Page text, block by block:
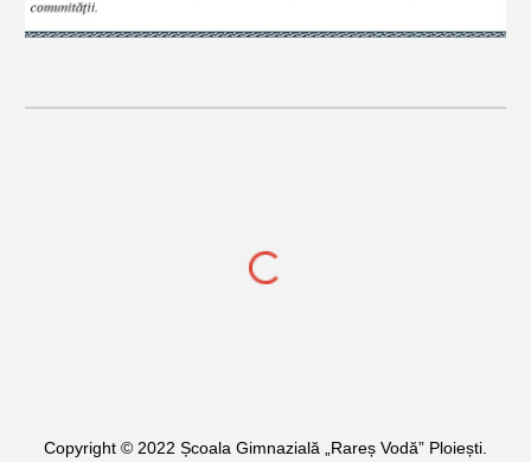
Copyright © 2022 Școala Gimnazială „Rareș Vodă” Ploiești